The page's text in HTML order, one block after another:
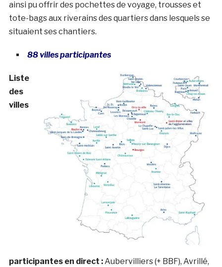
ainsi pu offrir des pochettes de voyage, trousses et
tote-bags aux riverains des quartiers dans lesquels se
situaient ses chantiers.
88 villes participantes
Liste
des
villes
participantes en direct :Aubervilliers (+ BBF), Avrillé,